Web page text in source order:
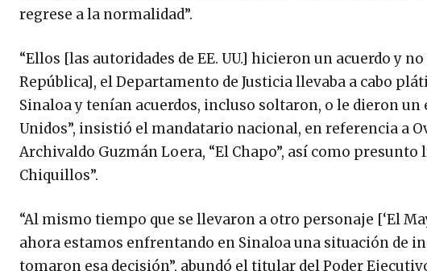
regrese a la normalidad”.
“Ellos [las autoridades de EE. UU.] hicieron un acuerdo y
República], el Departamento de Justicia llevaba a cabo
Sinaloa y tenían acuerdos, incluso soltaron, o le dieron
Unidos”, insistió el mandatario nacional, en referencia a
Archivaldo Guzmán Loera, “El Chapo”, así como presunto
Chiquillos”.
“Al mismo tiempo que se llevaron a otro personaje [‘El
ahora estamos enfrentando en Sinaloa una situación de
tomaron esa decisión”, abundó el titular del Poder